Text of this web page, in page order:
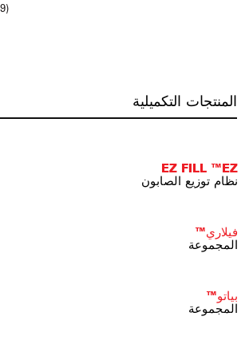
(49 × 49 × 49 × 59 مم)
المنتجات التكميلية
EZ FILL ™EZ
نظام توزيع الصابون
فيلاري™
المجموعة
بياتو™
المجموعة